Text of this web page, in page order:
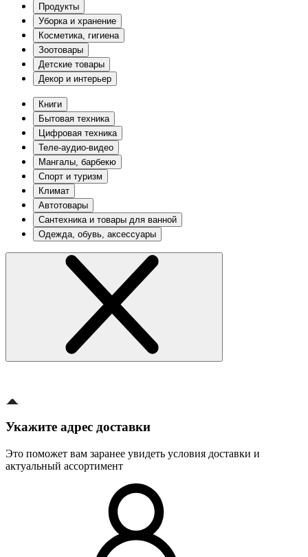
Продукты
Уборка и хранение
Косметика, гигиена
Зоотовары
Детские товары
Декор и интерьер
Книги
Бытовая техника
Цифровая техника
Теле-аудио-видео
Мангалы, барбекю
Спорт и туризм
Климат
Автотовары
Сантехника и товары для ванной
Одежда, обувь, аксессуары
Укажите адрес доставки
Это поможет вам заранее увидеть условия доставки и
актуальный ассортимент